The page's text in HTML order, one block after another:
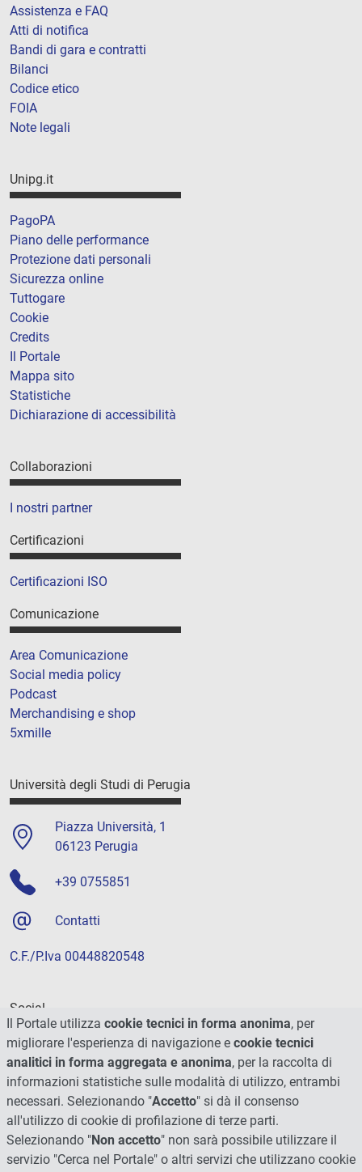
Assistenza e FAQ
Atti di notifica
Bandi di gara e contratti
Bilanci
Codice etico
FOIA
Note legali
Unipg.it
PagoPA
Piano delle performance
Protezione dati personali
Sicurezza online
Tuttogare
Cookie
Credits
Il Portale
Mappa sito
Statistiche
Dichiarazione di accessibilità
Collaborazioni
I nostri partner
Certificazioni
Certificazioni ISO
Comunicazione
Area Comunicazione
Social media policy
Podcast
Merchandising e shop
5xmille
Università degli Studi di Perugia
Piazza Università, 1
06123 Perugia
+39 0755851
Contatti
C.F./P.Iva 00448820548
Social
Il Portale utilizza cookie tecnici in forma anonima, per
migliorare l'esperienza di navigazione e cookie tecnici
analitici in forma aggregata e anonima, per la raccolta di
informazioni statistiche sulle modalità di utilizzo, entrambi
necessari. Selezionando "Accetto" si dà il consenso
all'utilizzo di cookie di profilazione di terze parti.
Selezionando "Non accetto" non sarà possibile utilizzare il
servizio "Cerca nel Portale" o altri servizi che utilizzano cookie